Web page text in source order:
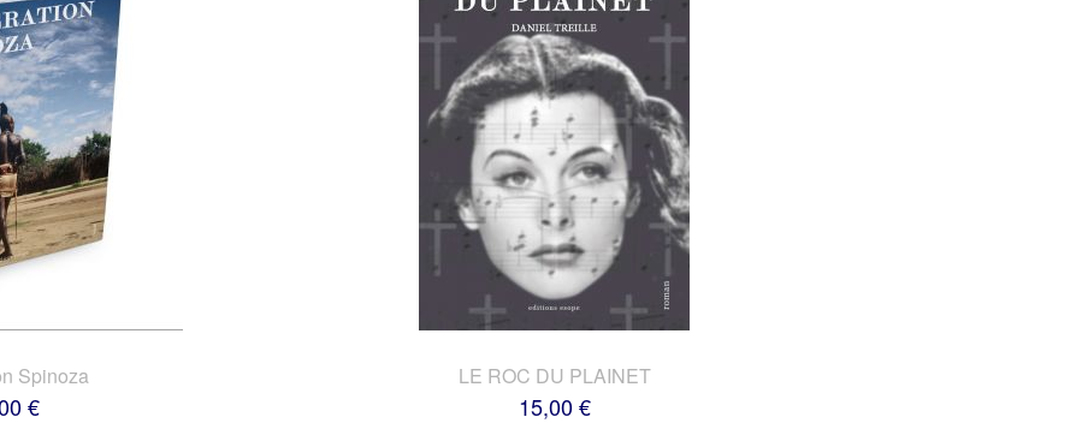
Spinoza
€
LE ROC DU PLAINET
15,00 €